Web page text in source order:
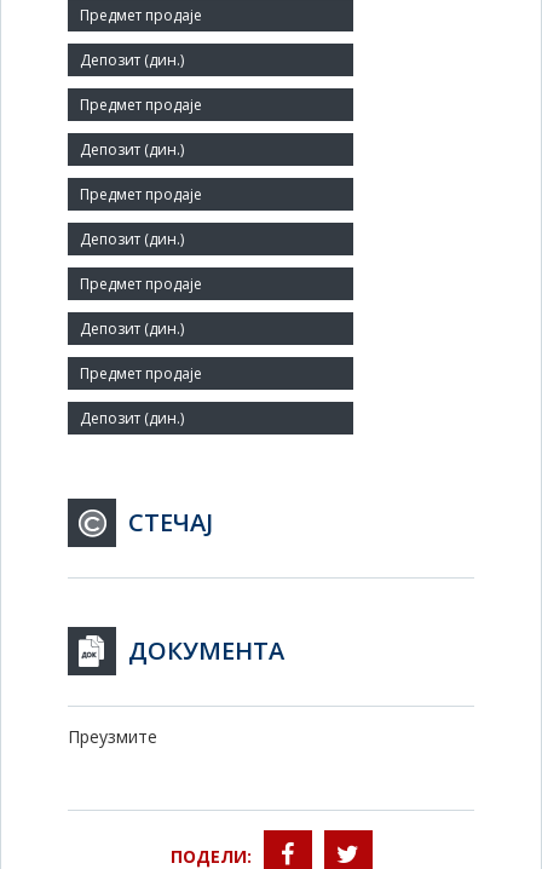
Краћи назив:
Laktarius dp
Правни статус:
ДП
Делатност:
Трговина на велико воћем и поврћем
Матични број:
07679556
Заступник:
СТЕЧАЈ
ДОКУМЕНТА
Преузмите
ПОДЕЛИ: